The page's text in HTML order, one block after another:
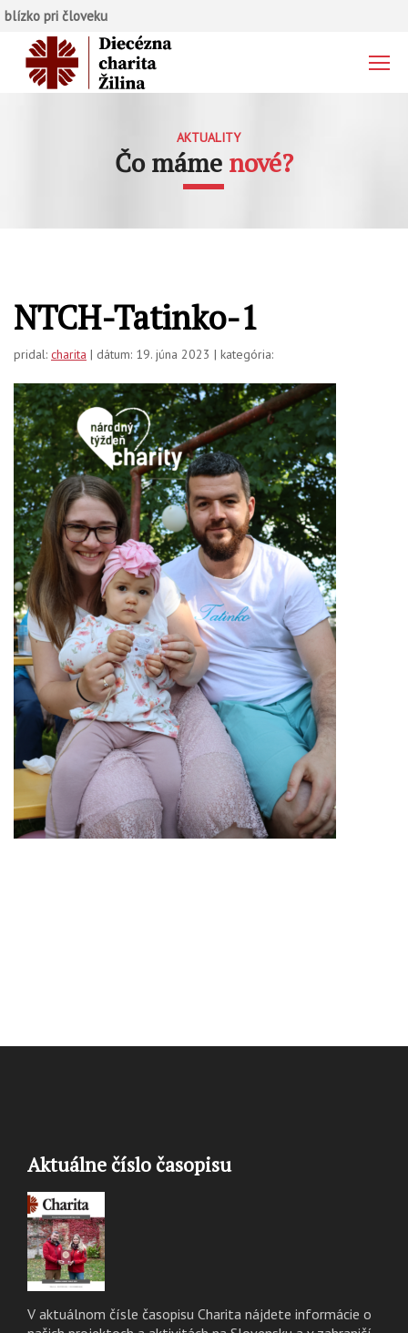
blízko pri človeku
AKTUALITY
Čo máme nové?
NTCH-Tatinko-1
pridal: charita | dátum: 19. júna 2023 | kategória:
Aktuálne číslo časopisu
V aktuálnom čísle časopisu Charita nájdete informácie o